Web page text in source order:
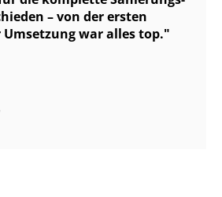
– von der ersten
war alles top.